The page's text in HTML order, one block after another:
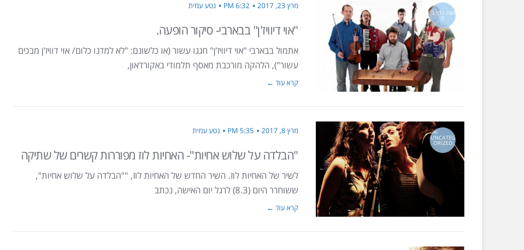
מוצג בדף בי
ת
מרץ 23, 2017 6:32 PM נטע עמית
"אוי דיוויז'ן" בבארבי- סיקור הופעה.
אתמול בבארבי "אוי דיוויז'ן" חגגו עשור (או כלשונם: "לא למדנו כלום/ אוי דוויז'ן מבכים
עשור"), הלהקה מורכבת מאסף תלמודי באקורדאון,
קרא עוד ←
UNCATEG
ORIZED
מרץ 8, 2017 5:35 PM נטע עמית
"הבלדה על שלוש אחיות"- האחיות לוז מפוררות קשרים של שתיקה
לשיר של האחיות לוז. השיר החדש של האחיות לוז, ""הבלדה על שלוש אחיות",
ששוחרר היום (8.3) לרגל יום האישה, נכתב
קרא עוד ←